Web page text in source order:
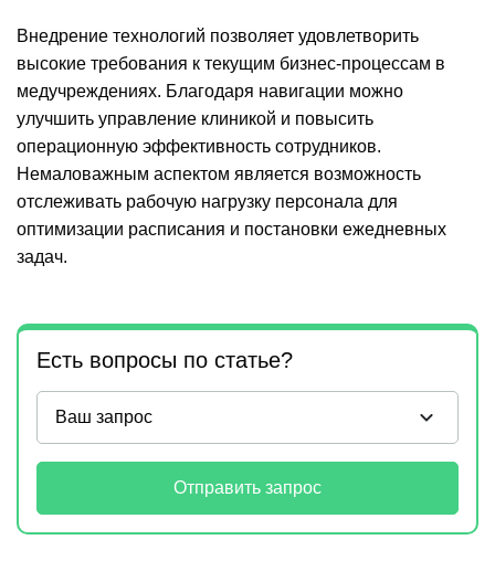
Внедрение технологий позволяет удовлетворить
высокие требования к текущим бизнес-процессам в
медучреждениях. Благодаря навигации можно
улучшить управление клиникой и повысить
операционную эффективность сотрудников.
Немаловажным аспектом является возможность
отслеживать рабочую нагрузку персонала для
оптимизации расписания и постановки ежедневных
задач.
Есть вопросы по статье?
Отправить запрос